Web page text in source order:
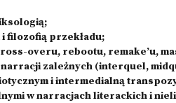
i filozofią przekładu;
overu, rebootu, remake’u,
narracji zależnych (interquel,
i intermedialną
w narracjach literackich i